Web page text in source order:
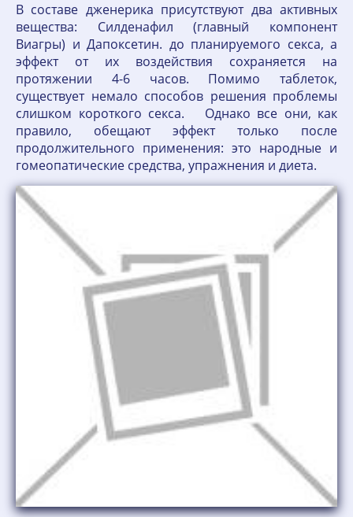
В составе дженерика присутствуют два активных
вещества: Силденафил (главный компонент
Виагры) и Дапоксетин. до планируемого секса, а
эффект от их воздействия сохраняется на
протяжении 4-6 часов. Помимо таблеток,
существует немало способов решения проблемы
слишком короткого секса. Однако все они, как
правило, обещают эффект только после
продолжительного применения: это народные и
гомеопатические средства, упражнения и диета.